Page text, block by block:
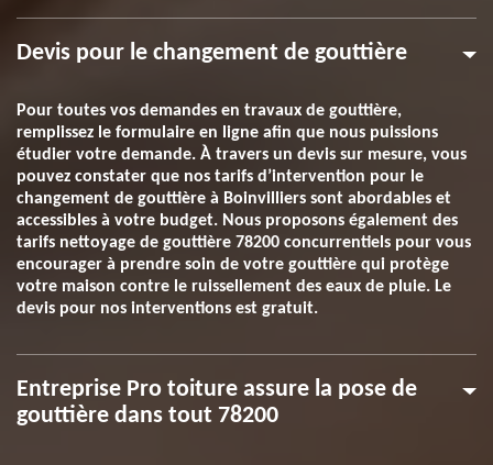
Devis pour le changement de gouttière
Pour toutes vos demandes en travaux de gouttière,
remplissez le formulaire en ligne afin que nous puissions
étudier votre demande. À travers un devis sur mesure, vous
pouvez constater que nos tarifs d’intervention pour le
changement de gouttière à Boinvilliers sont abordables et
accessibles à votre budget. Nous proposons également des
tarifs nettoyage de gouttière 78200 concurrentiels pour vous
encourager à prendre soin de votre gouttière qui protège
votre maison contre le ruissellement des eaux de pluie. Le
devis pour nos interventions est gratuit.
Entreprise Pro toiture assure la pose de
gouttière dans tout 78200